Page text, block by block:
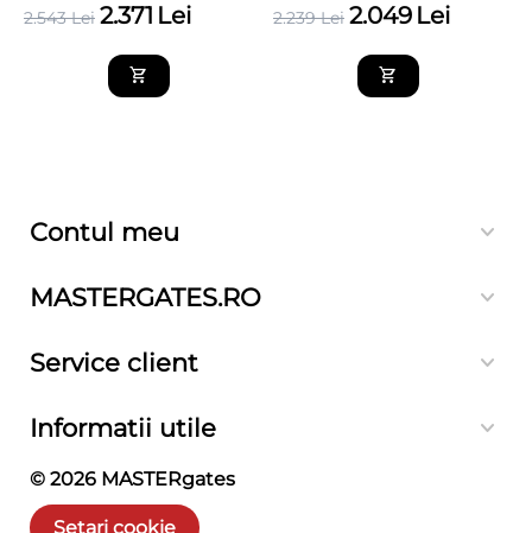
2.543 Lei 2.371 Lei 2.239 Lei 2.049 Lei
Contul meu
MASTERGATES.RO
Service client
Informatii utile
© 2026 MASTERgates
Setari cookie